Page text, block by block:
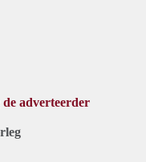
adverteerder